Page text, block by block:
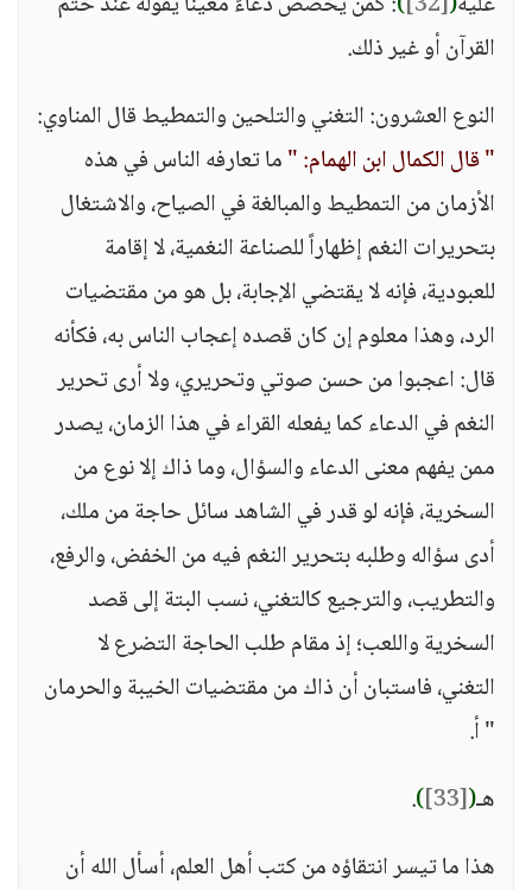
القرآن أو غير ذلك.
النوع العشرون: التغني والتلحين والتمطيط قال المناوي:
" قال الكمال ابن الهمام: "ما تعارفه الناس في هذه
الأزمان من التمطيط والمبالغة في الصياح، والاشتغال
بتحريرات النغم إظهاراً للصناعة النغمية، لا إقامة
للعبودية، فإنه لا يقتضي الإجابة، بل هو من مقتضيات
الرد، وهذا معلوم إن كان قصده إعجاب الناس به، فكأنه
قال: اعجبوا من حسن صوتي وتحريري، ولا أرى تحرير
النغم في الدعاء كما يفعله القراء في هذا الزمان، يصدر
ممن يفهم معنى الدعاء والسؤال، وما ذاك إلا نوع من
السخرية، فإنه لو قدر في الشاهد سائل حاجة من ملك،
أدى سؤاله وطلبه بتحرير النغم فيه من الخفض، والرفع،
والتطريب، والترجيع كالتغني، نسب البتة إلى قصد
السخرية واللعب؛ إذ مقام طلب الحاجة التضرع لا
التغني، فاستبان أن ذاك من مقتضيات الخيبة والحرمان
" أ.
هـ(
[33]
)
.
هذا ما تيسر انتقاؤه من كتب أهل العلم، أسأل الله أن